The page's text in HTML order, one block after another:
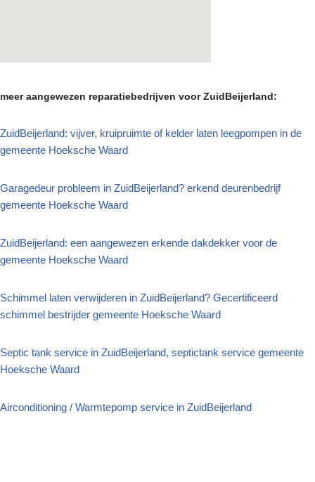
meer aangewezen reparatiebedrijven voor ZuidBeijerland:
ZuidBeijerland: vijver, kruipruimte of kelder laten leegpompen in de
gemeente Hoeksche Waard
Garagedeur probleem in ZuidBeijerland? erkend deurenbedrijf
gemeente Hoeksche Waard
ZuidBeijerland: een aangewezen erkende dakdekker voor de
gemeente Hoeksche Waard
Schimmel laten verwijderen in ZuidBeijerland? Gecertificeerd
schimmel bestrijder gemeente Hoeksche Waard
Septic tank service in ZuidBeijerland, septictank service gemeente
Hoeksche Waard
Airconditioning / Warmtepomp service in ZuidBeijerland